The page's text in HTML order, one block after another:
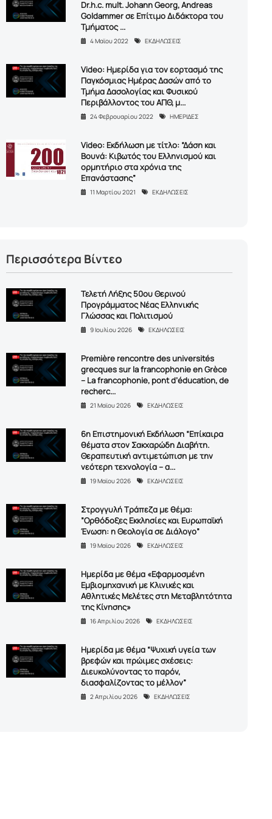
Dr.h.c. mult. Johann Georg, Andreas
Goldammer σε Επίτιμο Διδάκτορα του
Τμήματος ...
4 Μαϊου 2022 ΕΚΔΗΛΩΣΕΙΣ
Video: Ημερίδα για τον εορτασμό της
Παγκόσμιας Ημέρας Δασών από το
Τμήμα Δασολογίας και Φυσικού
Περιβάλλοντος του ΑΠΘ, μ...
24 Φεβρουαρίου 2022 ΗΜΕΡΙΔΕΣ
Video: Εκδήλωση με τίτλο: “Δάση και
Βουνά: Κιβωτός του Ελληνισμού και
ορμητήριο στα χρόνια της
Επανάστασης”
11 Μαρτίου 2021 ΕΚΔΗΛΩΣΕΙΣ
Περισσότερα Βίντεο
Τελετή Λήξης 50ου Θερινού
Προγράμματος Νέας Ελληνικής
Γλώσσας και Πολιτισμού
9 Ιουλίου 2026 ΕΚΔΗΛΩΣΕΙΣ
Première rencontre des universités
grecques sur la francophonie en Grèce
– La francophonie, pont d’éducation, de
recherc...
21 Μαϊου 2026 ΕΚΔΗΛΩΣΕΙΣ
6η Επιστημονική Εκδήλωση “Επίκαιρα
θέματα στον Σακχαρώδη Διαβήτη.
Θεραπευτική αντιμετώπιση με την
νεότερη τεχνολογία – α...
19 Μαϊου 2026 ΕΚΔΗΛΩΣΕΙΣ
Στρογγυλή Τράπεζα με θέμα:
”Ορθόδοξες Εκκλησίες και Ευρωπαϊκή
Ένωση: η Θεολογία σε Διάλογο”
19 Μαϊου 2026 ΕΚΔΗΛΩΣΕΙΣ
Ημερίδα με θέμα «Εφαρμοσμένη
Εμβιομηχανική με Κλινικές και
Αθλητικές Μελέτες στη Μεταβλητότητα
της Κίνησης»
16 Απριλίου 2026 ΕΚΔΗΛΩΣΕΙΣ
Ημερίδα με θέμα “Ψυχική υγεία των
βρεφών και πρώιμες σχέσεις:
Διευκολύνοντας το παρόν,
διασφαλίζοντας το μέλλον”
2 Απριλίου 2026 ΕΚΔΗΛΩΣΕΙΣ